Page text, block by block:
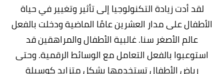
لقد أدتزيادة التكنولوجيا إلى تأثير وتغيير في حياة
الأطفالعلى مدار العشرين عامًا الماضية ودخلت بالفعل
عالم الأصغر سنا. غالبية الأطفال والمراهقين قد
استوعبوا بالفعل التعامل مع الوسائط الرقمية. وحتى
رياض الأطفال تستخدمها بشكل متزايد كوسيلة